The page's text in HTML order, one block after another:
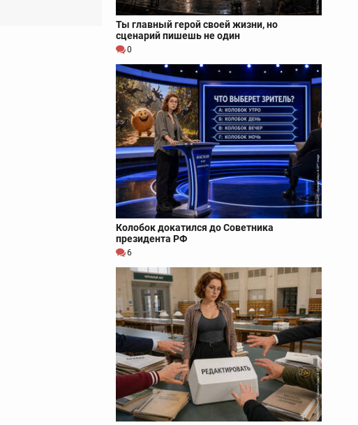
Ты главный герой своей жизни, но
сценарий пишешь не один
0
Колобок докатился до Советника
президента РФ
6